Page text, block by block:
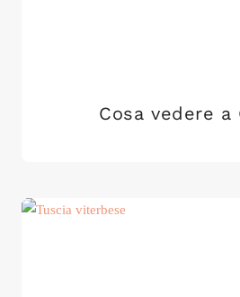
Cosa vedere a